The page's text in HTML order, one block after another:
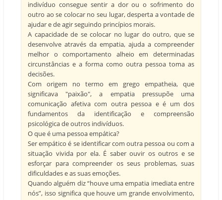
indivíduo consegue sentir a dor ou o sofrimento do
outro ao se colocar no seu lugar, desperta a vontade de
ajudar e de agir seguindo princípios morais.
A capacidade de se colocar no lugar do outro, que se
desenvolve através da empatia, ajuda a compreender
melhor o comportamento alheio em determinadas
circunstâncias e a forma como outra pessoa toma as
decisões.
Com origem no termo em grego empatheia, que
significava "paixão", a empatia pressupõe uma
comunicação afetiva com outra pessoa e é um dos
fundamentos da identificação e compreensão
psicológica de outros indivíduos.
O que é uma pessoa empática?
Ser empático é se identificar com outra pessoa ou com a
situação vivida por ela. É saber ouvir os outros e se
esforçar para compreender os seus problemas, suas
dificuldades e as suas emoções.
Quando alguém diz “houve uma empatia imediata entre
nós”, isso significa que houve um grande envolvimento,